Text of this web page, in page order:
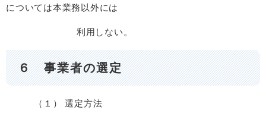
については本業務以外には
利用しない。
６ 事業者の選定
（１） 選定方法